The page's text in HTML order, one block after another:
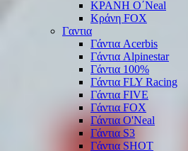
ΚΡΑΝΗ O΄Νeal
Κράνη FOX
Γαντια
Γάντια Acerbis
Γάντια Alpinestar
Γάντια 100%
Γάντια FLY Racing
Γάντια FIVE
Γάντια FOX
Γάντια O'Νeal
Γάντια S3
Γάντια SHOT